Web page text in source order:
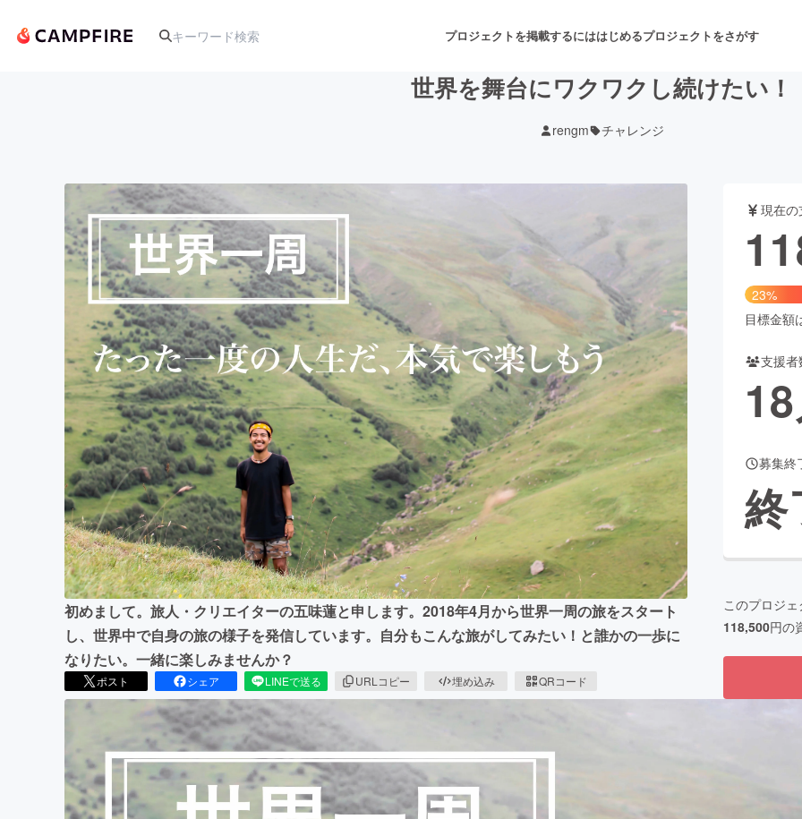
プロジェクトを掲載するにははじめるプロジェクトをさがす
アート・写真 舞台・パフォーマンス
テクノロジー・ガジェット ゲーム・サービス開発
映像・映画 書籍・雑誌出版 アニメ・漫画
ビジネス・起業 チャレンジ ビューティー・ヘルスケ
まちづくり・地域活性化
CAMPFIRE for Social Good CAMPFIRE Creation
CAMPFIREふるさと納税machi-ya コミュニティ
世界を舞台にワクワクし続けたい！
rengm チャレンジ
初めまして。旅人・クリエイターの五味蓮と申します。2018年4月から世界一周の旅をスタート
し、世界中で自身の旅の様子を発信しています。自分もこんな旅がしてみたい！と誰かの一歩に
なりたい。一緒に楽しみませんか？
ポスト シェア LINEで送る URLコピー 埋め込み QRコード
現在
23%
目標金額
支援者
18
募集終
終
このプロジ
118,500円の